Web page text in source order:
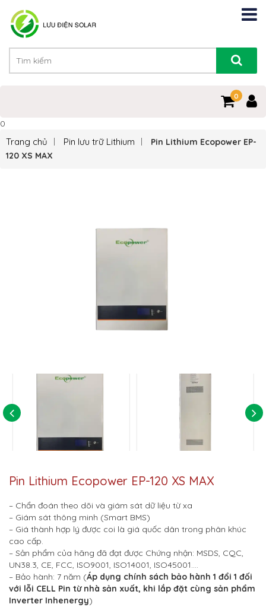
0
0
Trang chủ Pin lưu trữ Lithium
Pin Lithium Ecopower EP-
120 XS MAX
Pin Lithium Ecopower EP-120 XS MAX
– Chẩn đoán theo dõi và giám sát dữ liệu từ xa
– Giám sát thông minh (Smart BMS)
– Giá thành hợp lý được coi là giá quốc dân trong phân khúc
cao cấp.
– Sản phẩm của hãng đã đạt được Chứng nhận: MSDS, CQC,
UN38.3, CE, FCC, ISO9001, ISO14001, ISO45001….
– Bảo hành: 7 năm (Áp dụng chính sách bảo hành 1 đổi 1 đối
với lỗi CELL Pin từ nhà sản xuất, khi lắp đặt cùng sản phẩm
Inverter Inhenergy)